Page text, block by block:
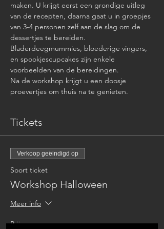
maken. U krijgt eerst een grondige uitleg
van de recepten, daarna gaat u in groepjes
van 3-4 personen zelf aan de slag om de
dessertjes te bereiden.
Bladerdeegmummies, bloederige vingers,
en spookjescupcakes zijn enkele
voorbeelden van de bereidingen.
Na de workshop krijgt u een doosje
proevertjes om thuis na te genieten.
Tickets
Verkoop geëindigd op
Soort ticket
Workshop Halloween
Meer info
Prijs